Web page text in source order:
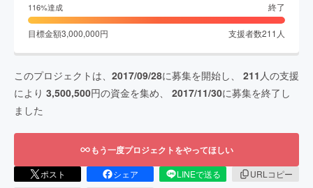
116%達成 終了
目標金額3,000,000円 支援者数211 人
このプロジェクトは、 2017/09/28に募集を開始し、 211 人の支援
により 3,500,500円の資金を集め、 2017/11/30に募集を終了し
ました
もう一度プロジェクトをやってほしい
ポスト シェア LINEで送る
URLコピー